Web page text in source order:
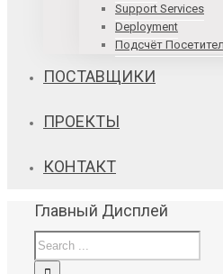
Support Services
Deployment
Подсчёт
ПОСТАВЩИКИ
ПРОЕКТЫ
КОНТАКТ
Главный Дисплей